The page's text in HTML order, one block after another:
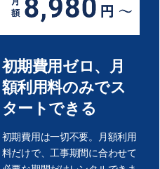
初期費用ゼロ、月
額利用料のみでス
タートできる
初期費用は一切不要。月額利用
料だけで、工事期間に合わせて